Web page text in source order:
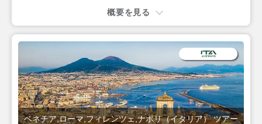
概要を見る
ベネチア,ローマ,フィレンツェ,ナポリ（イタリア） ツアー